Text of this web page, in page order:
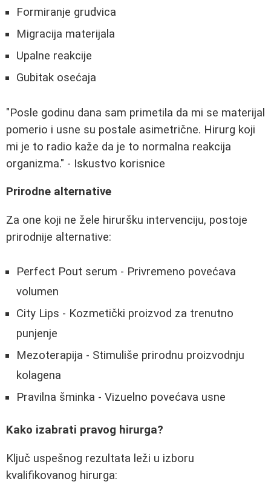
Formiranje grudvica
Migracija materijala
Upalne reakcije
Gubitak osećaja
"Posle godinu dana sam primetila da mi se materijal
pomerio i usne su postale asimetrične. Hirurg koji
mi je to radio kaže da je to normalna reakcija
organizma." - Iskustvo korisnice
Prirodne alternative
Za one koji ne žele hiruršku intervenciju, postoje
prirodnije alternative:
Perfect Pout serum - Privremeno povećava
volumen
City Lips - Kozmetički proizvod za trenutno
punjenje
Mezoterapija - Stimuliše prirodnu proizvodnju
kolagena
Pravilna šminka - Vizuelno povećava usne
Kako izabrati pravog hirurga?
Ključ uspešnog rezultata leži u izboru
kvalifikovanog hirurga: